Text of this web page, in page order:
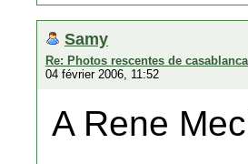
Samy
Re: Photos rescentes de casablanca
04 février 2006, 11:52
A Rene